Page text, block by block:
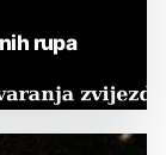
rupa